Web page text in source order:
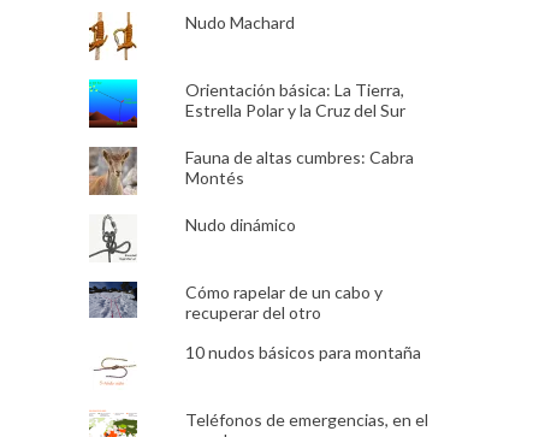
Nudo Machard
Orientación básica: La Tierra,
Estrella Polar y la Cruz del Sur
Fauna de altas cumbres: Cabra
Montés
Nudo dinámico
Cómo rapelar de un cabo y
recuperar del otro
10 nudos básicos para montaña
Teléfonos de emergencias, en el